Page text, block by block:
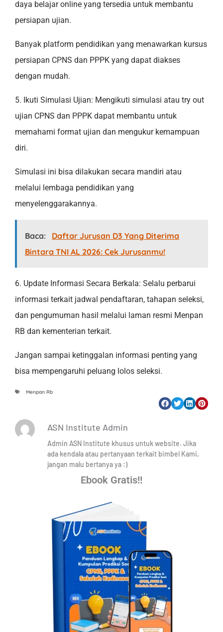
daya belajar online yang tersedia untuk membantu
persiapan ujian.
Banyak platform pendidikan yang menawarkan kursus
persiapan CPNS dan PPPK yang dapat diakses
dengan mudah.
5. Ikuti Simulasi Ujian: Mengikuti simulasi atau try out
ujian CPNS dan PPPK dapat membantu untuk
memahami format ujian dan mengukur kemampuan
diri.
Simulasi ini bisa dilakukan secara mandiri atau
melalui lembaga pendidikan yang
menyelenggarakannya.
Baca:
Daftar Jurusan D3 Yang Diterima
Bintara TNI AL 2026: Cek Jurusanmu!
6. Update Informasi Secara Berkala: Selalu perbarui
informasi terkait jadwal pendaftaran, tahapan seleksi,
dan pengumuman hasil melalui laman resmi Menpan
RB dan kementerian terkait.
Jangan sampai ketinggalan informasi penting yang
bisa mempengaruhi peluang lolos seleksi.
Menpan Rb
ASN Institute Admin
Admin ASN Institute khusus untuk website. Jika
ada kendala atau pertanyaan terkait bimbel Kami,
jangan malu bertanya ya :)
Ebook Gratis!!